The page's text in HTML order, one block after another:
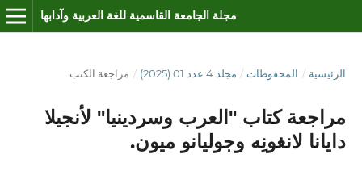
مجلة الجامعة القاسمية للغة العربية وآدابها
الرئيسية / المحفوظات / مجلد 4 عدد 01 (2025) / مراجعة الكتب
مراجعة كتاب "العرب وسردينيا" لأنجيلا
دايانا لانغونِه وجوليانو ميون.